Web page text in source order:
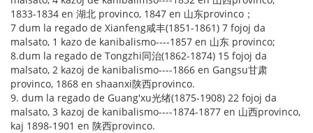
1833-1834 en 湖北 provinco, 1847 en 山东provinco；
7 dum la regado de Xianfeng咸丰(1851-1861) 7 fojoj da
malsato, 1 kazo de kanibalismo----1857 en 山东 provinco;
8.dum la regado de Tongzhi同治(1862-1874) 15 fojoj da
malsato, 2 kazoj de kanibalismo----1866 en Gangsu甘肃
provinco, 1868 en shaanxi陕西provinco.
9. dum la regado de Guang'xu光绪(1875-1908) 22 fojoj da
malsato, 3 kazoj de kanibalismo----1874-1877 en 山西provinco,
kaj 1898-1901 en 陕西provinco.